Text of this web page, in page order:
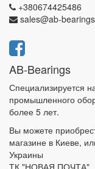
+380674425486
sales@ab-
AB-Bearings
Специализируется
промышленного
более 5 лет.
Вы можете
магазине в Киеве,
Украины
ТК "НОВАЯ ПОЧТА"